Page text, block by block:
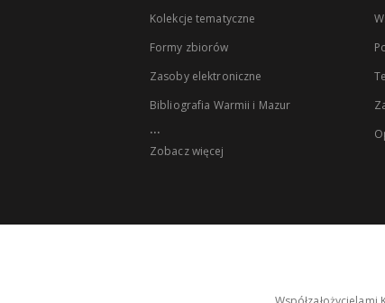
Kolekcje tematyczne
Formy zbiorów
Zasoby elektroniczne
Bibliografia Warmii i Mazur
...
Zobacz więcej